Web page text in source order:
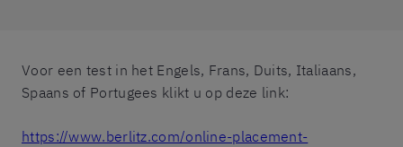
Voor een test in het Engels, Frans, Duits, Italiaans,
Spaans of Portugees klikt u op deze link:
https://www.berlitz.com/online-placement-